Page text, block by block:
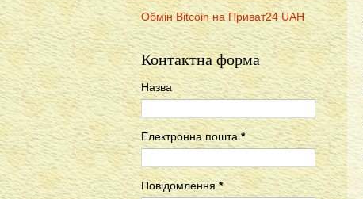
Обмін Bitcoin на Приват24 UAH
Контактна форма
Назва
Електронна пошта*
Повідомлення*